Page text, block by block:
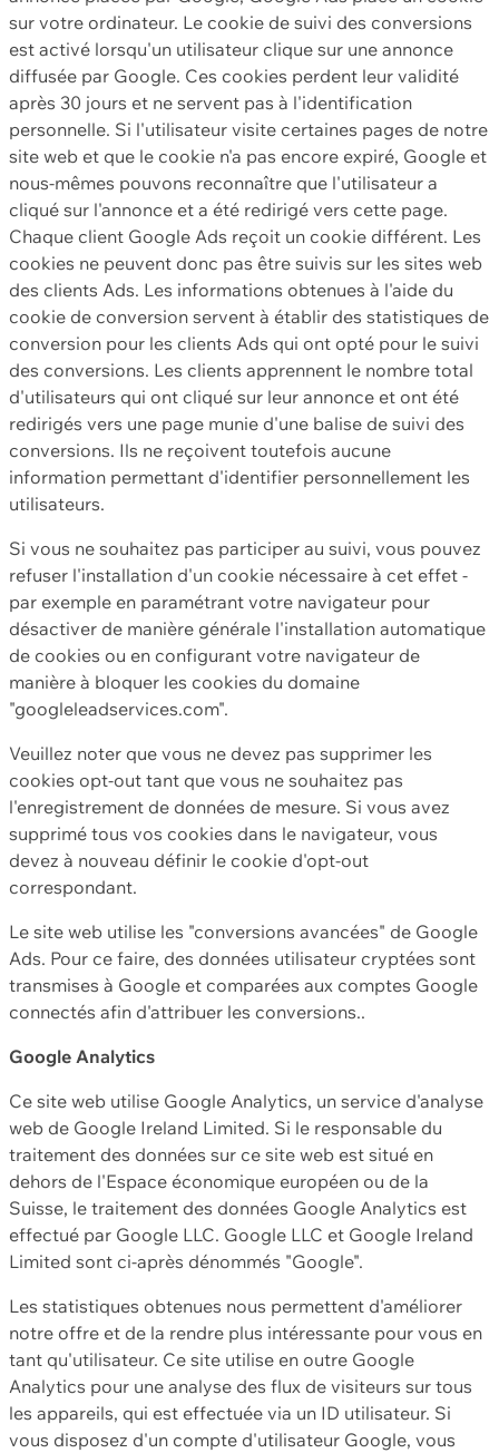
sur votre ordinateur. Le cookie de suivi des conversions
est activé lorsqu'un utilisateur clique sur une annonce
diffusée par Google. Ces cookies perdent leur validité
après 30 jours et ne servent pas à l'identification
personnelle. Si l'utilisateur visite certaines pages de notre
site web et que le cookie n'a pas encore expiré, Google et
nous-mêmes pouvons reconnaître que l'utilisateur a
cliqué sur l'annonce et a été redirigé vers cette page.
Chaque client Google Ads reçoit un cookie différent. Les
cookies ne peuvent donc pas être suivis sur les sites web
des clients Ads. Les informations obtenues à l'aide du
cookie de conversion servent à établir des statistiques de
conversion pour les clients Ads qui ont opté pour le suivi
des conversions. Les clients apprennent le nombre total
d'utilisateurs qui ont cliqué sur leur annonce et ont été
redirigés vers une page munie d'une balise de suivi des
conversions. Ils ne reçoivent toutefois aucune
information permettant d'identifier personnellement les
utilisateurs.
Si vous ne souhaitez pas participer au suivi, vous pouvez
refuser l'installation d'un cookie nécessaire à cet effet -
par exemple en paramétrant votre navigateur pour
désactiver de manière générale l'installation automatique
de cookies ou en configurant votre navigateur de
manière à bloquer les cookies du domaine
"googleleadservices.com".
Veuillez noter que vous ne devez pas supprimer les
cookies opt-out tant que vous ne souhaitez pas
l'enregistrement de données de mesure. Si vous avez
supprimé tous vos cookies dans le navigateur, vous
devez à nouveau définir le cookie d'opt-out
correspondant.
Le site web utilise les "conversions avancées" de Google
Ads. Pour ce faire, des données utilisateur cryptées sont
transmises à Google et comparées aux comptes Google
connectés afin d'attribuer les conversions..
Google Analytics
Ce site web utilise Google Analytics, un service d'analyse
web de Google Ireland Limited. Si le responsable du
traitement des données sur ce site web est situé en
dehors de l'Espace économique européen ou de la
Suisse, le traitement des données Google Analytics est
effectué par Google LLC. Google LLC et Google Ireland
Limited sont ci-après dénommés "Google".
Les statistiques obtenues nous permettent d'améliorer
notre offre et de la rendre plus intéressante pour vous en
tant qu'utilisateur. Ce site utilise en outre Google
Analytics pour une analyse des flux de visiteurs sur tous
les appareils, qui est effectuée via un ID utilisateur. Si
vous disposez d'un compte d'utilisateur Google, vous